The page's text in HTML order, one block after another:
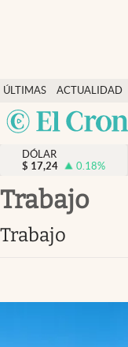
ÚLTIMAS
NOTICIAS
ACTUALIDAD
Actualidad
Finanzas y economía
Dólar y mercados
Opinión
Brand Strategy
Vida y estilo
DÓLAR
$ 17,24 0.18%
trabajo
trabajo